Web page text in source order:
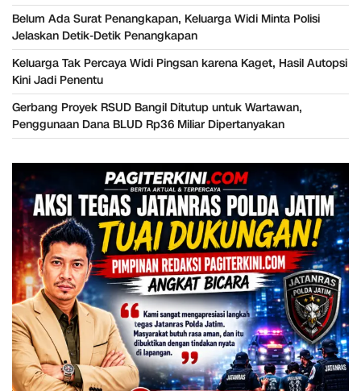
Belum Ada Surat Penangkapan, Keluarga Widi Minta Polisi
Jelaskan Detik-Detik Penangkapan
Keluarga Tak Percaya Widi Pingsan karena Kaget, Hasil Autopsi
Kini Jadi Penentu
Gerbang Proyek RSUD Bangil Ditutup untuk Wartawan,
Penggunaan Dana BLUD Rp36 Miliar Dipertanyakan